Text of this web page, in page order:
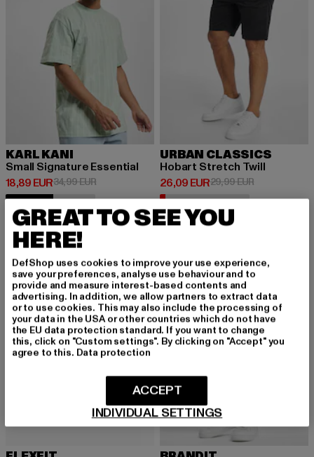
KARL KANI
Small Signature Essential
18,89 EUR
Derzeitiger Preis: 18,89 EUR
34,99 EURAktionspreis: 34,99 EUR
URBAN CLASSICS
Hobart Stretch Twill
26,09 EUR
Derzeitiger Preis: 26,09 EUR
29,99 EURAktionspreis:
-20% -18%
GREAT TO SEE YOU
HERE!
DefShop uses cookies to improve your use experience,
save your preferences, analyse use behaviour and to
provide and measure interest-based contents and
advertising. In addition, we allow partners to extract data
or to use cookies. This may also include the processing of
your data in the USA or other countries which do not have
the EU data protection standard. If you want to change
this, click on "Custom settings". By clicking on "Accept" you
agree to this. Data protection
INDIVIDUAL SETTINGS
ACCEPT